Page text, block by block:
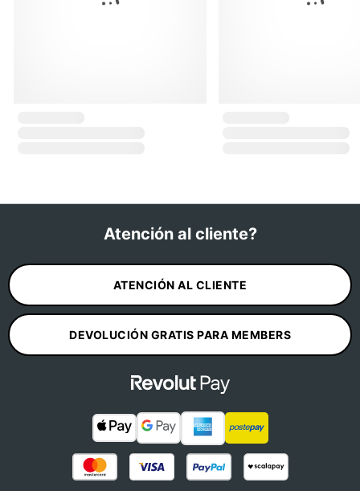
Atención al cliente?
ATENCIÓN AL CLIENTE
DEVOLUCIÓN GRATIS PARA MEMBERS